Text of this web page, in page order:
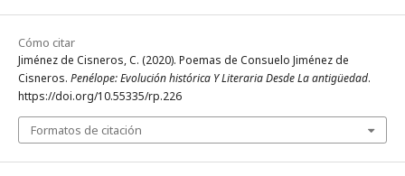
Cómo citar
Jiménez de Cisneros, C. (2020). Poemas de Consuelo Jiménez de
Cisneros. Penélope: Evolución histórica Y Literaria Desde La antigüedad.
https://doi.org/10.55335/rp.226
Formatos de citación